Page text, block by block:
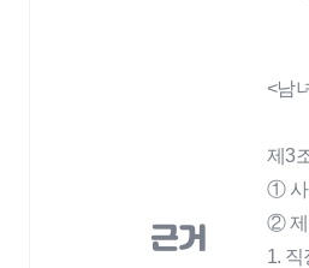
근거
<남
제3
① 사
② 제
1.